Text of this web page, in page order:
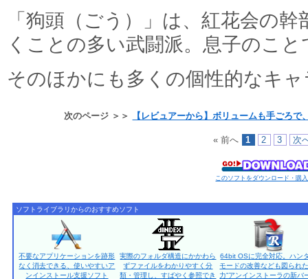
「狗頭（ごう）」は、紅花会の
くことの多い武闘派。息子のこ
そのほかにも多くの個性的なキ
次のページ ＞＞ 【レビュアーから】ボリュームも手ごろ
« 前へ 1 2 3 次
このソフトをダウンロード・購
ソフトライブラリからのおすすめソフト
不要なアプリケーションを跡形
なく消去できる、使いやすいア
ンインストール支援ソフト
実際のフォルダ構造にかかわら
ずファイルをわかりやすく分
類・管理し、すばやく参照でき
64bit OSに完全対応。ハン
モードの改善なども図られ
力”アンインストーラの新バ